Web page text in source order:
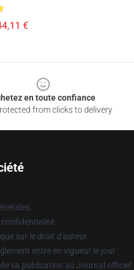
€
en toute confiance
from clicks to delivery
confidentialité
sur le droit d'auteur
entre en vigueur le jour
sa publication au Journal officiel